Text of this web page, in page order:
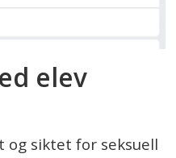
elev
siktet for seksuell